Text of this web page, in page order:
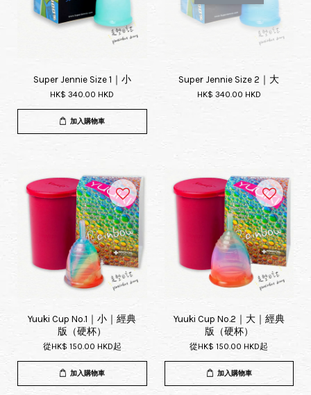
Super Jennie Size 1｜小
HK$ 340.00 HKD
加入購物車
Super Jennie Size 2｜大
HK$ 340.00 HKD
Yuuki Cup No.1｜小｜經典
版（硬杯）
從HK$ 150.00 HKD起
加入購物車
Yuuki Cup No.2｜大｜經典
版（硬杯）
從HK$ 150.00 HKD起
加入購物車